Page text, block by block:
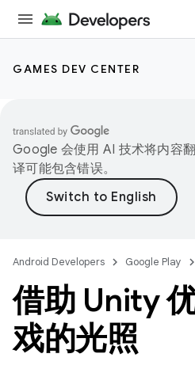
GAMES DEV CENTER
Google 会使用 AI 技术将内容
译可能包含错误。
Android Developers Google Play
借助 Unity
戏的光照